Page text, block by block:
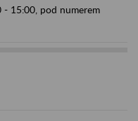
- 15:00, pod numerem